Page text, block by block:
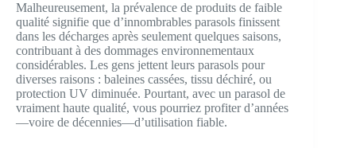
Malheureusement, la prévalence de produits de faible
qualité signifie que d’innombrables parasols finissent
dans les décharges après seulement quelques saisons,
contribuant à des dommages environnementaux
considérables. Les gens jettent leurs parasols pour
diverses raisons : baleines cassées, tissu déchiré, ou
protection UV diminuée. Pourtant, avec un parasol de
vraiment haute qualité, vous pourriez profiter d’années
—voire de décennies—d’utilisation fiable.